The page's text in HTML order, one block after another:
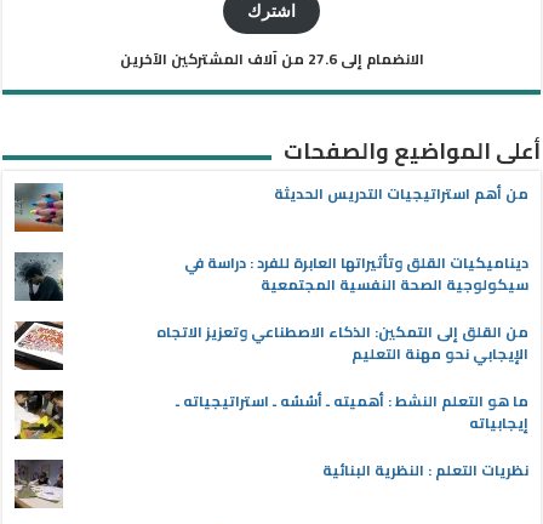
اشترك
الانضمام إلى 27.6 من آلاف المشتركين الآخرين
أعلى المواضيع والصفحات
من أهم استراتيجيات التدريس الحديثة
ديناميكيات القلق وتأثيراتها العابرة للفرد : دراسة في
سيكولوجية الصحة النفسية المجتمعية
من القلق إلى التمكين: الذكاء الاصطناعي وتعزيز الاتجاه
الإيجابي نحو مهنة التعليم
ما هو التعلم النشط : أهميته ـ أسُسُه ـ استراتيجياته ـ
إيجابياته
نظريات التعلم : النظرية البنائية